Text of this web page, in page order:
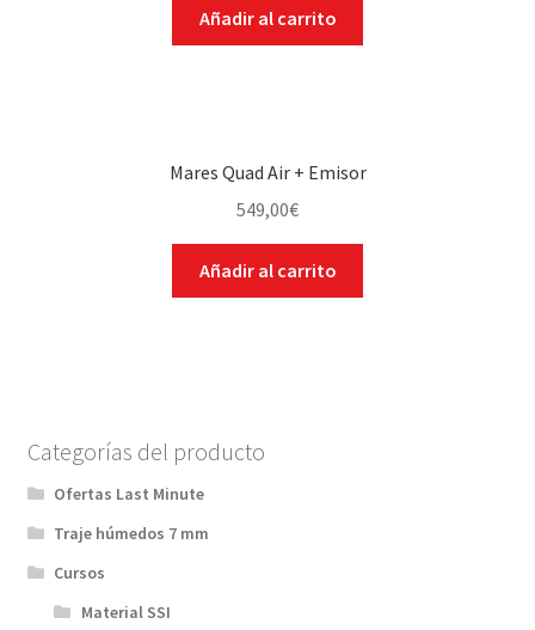
Añadir al carrito
Mares Quad Air + Emisor
549,00€
Añadir al carrito
Categorías del producto
Ofertas Last Minute
Traje húmedos 7 mm
Cursos
Material SSI